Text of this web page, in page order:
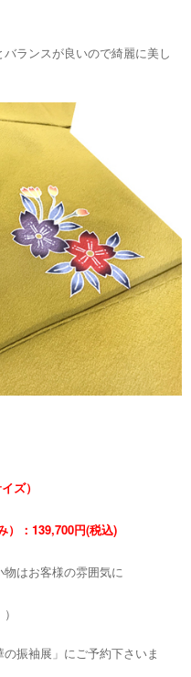
ランスが良いので綺麗に美し
ズ）
）：139,700円(税込)
はお客様の雰囲気に
振袖展」にご予約下さいま